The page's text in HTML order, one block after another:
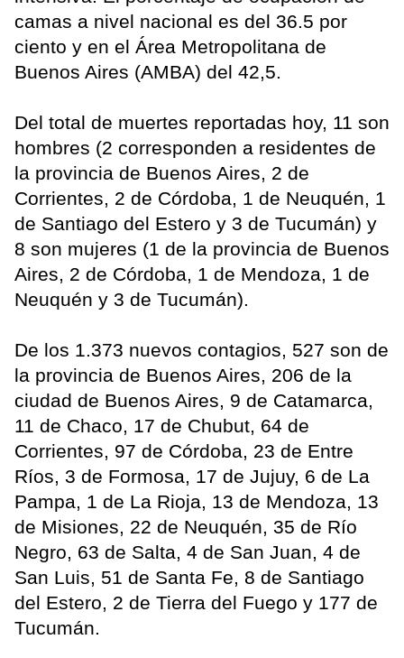
camas a nivel nacional es del 36.5 por
ciento y en el Área Metropolitana de
Buenos Aires (AMBA) del 42,5.
Del total de muertes reportadas hoy, 11 son
hombres (2 corresponden a residentes de
la provincia de Buenos Aires, 2 de
Corrientes, 2 de Córdoba, 1 de Neuquén, 1
de Santiago del Estero y 3 de Tucumán) y
8 son mujeres (1 de la provincia de Buenos
Aires, 2 de Córdoba, 1 de Mendoza, 1 de
Neuquén y 3 de Tucumán).
De los 1.373 nuevos contagios, 527 son de
la provincia de Buenos Aires, 206 de la
ciudad de Buenos Aires, 9 de Catamarca,
11 de Chaco, 17 de Chubut, 64 de
Corrientes, 97 de Córdoba, 23 de Entre
Ríos, 3 de Formosa, 17 de Jujuy, 6 de La
Pampa, 1 de La Rioja, 13 de Mendoza, 13
de Misiones, 22 de Neuquén, 35 de Río
Negro, 63 de Salta, 4 de San Juan, 4 de
San Luis, 51 de Santa Fe, 8 de Santiago
del Estero, 2 de Tierra del Fuego y 177 de
Tucumán.